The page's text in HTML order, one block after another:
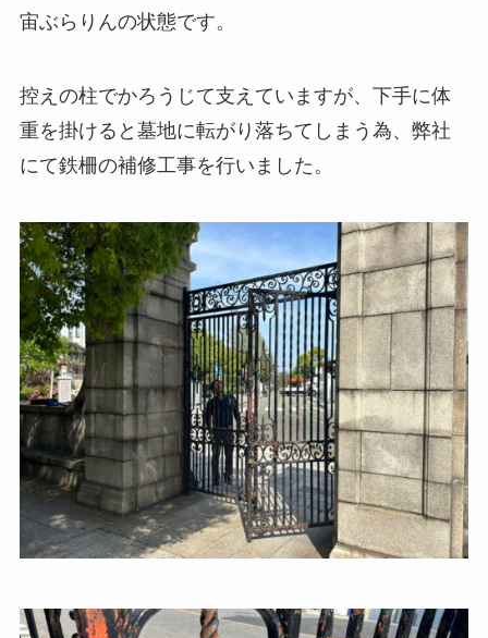
宙ぶらりんの状態です。
控えの柱でかろうじて支えていますが、下手に体
重を掛けると墓地に転がり落ちてしまう為、弊社
にて鉄柵の補修工事を行いました。